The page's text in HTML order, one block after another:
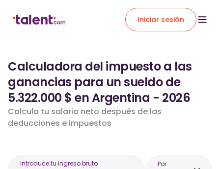
Iniciar sesión
Calculadora del impuesto a las
ganancias para un sueldo de
5.322.000 $ en Argentina - 2026
Calcula tu salario neto después de las
deducciones e impuestos
Introduce tu ingreso bruto Por